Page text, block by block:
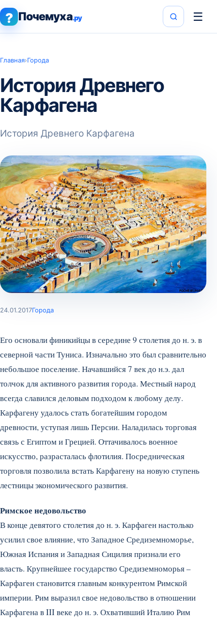
? Почемуха.ру ☰
Главная›Города
История Древнего
Карфагена
История Древнего Карфагена
24.01.2017Города
Его основали финикийцы в середине 9 столетия до н. э. в
северной части Туниса. Изначально это был сравнительно
небольшое поселение. Начавшийся 7 век до н.э. дал
толчок для активного развития города. Местный народ
всегда славился деловым подходом к любому делу.
Карфагену удалось стать богатейшим городом
древности, уступая лишь Персии. Наладилась торговая
связь с Египтом и Грецией. Оттачивалось военное
искусство, разрасталась флотилия. Посредническая
торговля позволила встать Карфагену на новую ступень
лестницы экономического развития.
Римское недовольство
В конце девятого столетия до н. э. Карфаген настолько
усилил свое влияние, что Западное Средиземноморье,
Южная Испания и Западная Сицилия признали его
власть. Крупнейшее государство Средиземноморья –
Карфаген становится главным конкурентом Римской
империи. Рим выразил свое недовольство в отношении
Карфагена в III веке до н. э. Охвативший Италию Рим